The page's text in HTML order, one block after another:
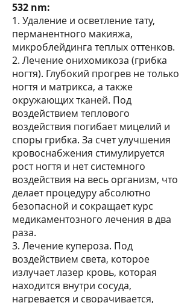
532 nm:
1. Удаление и осветление тату,
перманентного макияжа,
микроблейдинга теплых оттенков.
2. Лечение онихомикоза (грибка
ногтя). Глубокий прогрев не только
ногтя и матрикса, а также
окружающих тканей. Под
воздействием теплового
воздействия погибает мицелий и
споры грибка. За счет улучшения
кровоснабжения стимулируется
рост ногтя и нет системного
воздействия на весь организм, что
делает процедуру абсолютно
безопасной и сокращает курс
медикаментозного лечения в два
раза.
3. Лечение купероза. Под
воздействием света, которое
излучает лазер кровь, которая
находится внутри сосуда,
нагревается и сворачивается,